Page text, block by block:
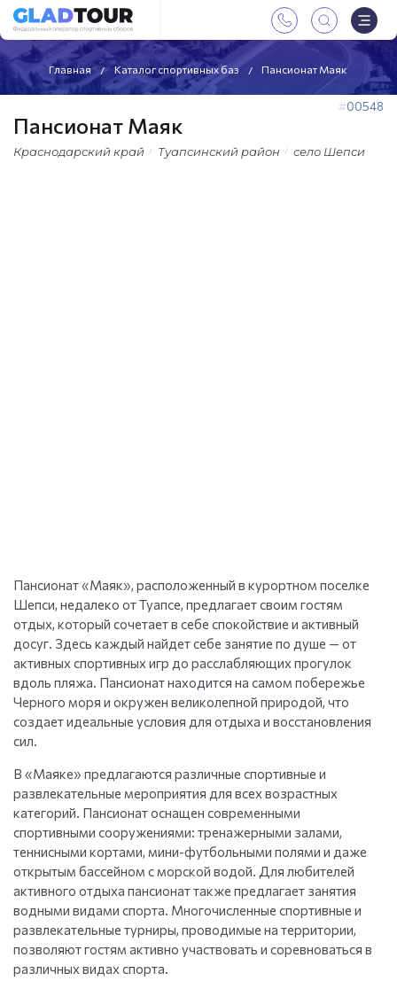
Главная Каталог спортивных баз Пансионат Маяк
00548
Пансионат Маяк
Краснодарский край Туапсинский район село Шепси
Пансионат «Маяк», расположенный в курортном поселке
Шепси, недалеко от Туапсе, предлагает своим гостям
отдых, который сочетает в себе спокойствие и активный
досуг. Здесь каждый найдет себе занятие по душе — от
активных спортивных игр до расслабляющих прогулок
вдоль пляжа. Пансионат находится на самом побережье
Черного моря и окружен великолепной природой, что
создает идеальные условия для отдыха и восстановления
сил.
В «Маяке» предлагаются различные спортивные и
развлекательные мероприятия для всех возрастных
категорий. Пансионат оснащен современными
спортивными сооружениями: тренажерными залами,
теннисными кортами, мини-футбольными полями и даже
открытым бассейном с морской водой. Для любителей
активного отдыха пансионат также предлагает занятия
водными видами спорта. Многочисленные спортивные и
развлекательные турниры, проводимые на территории,
позволяют гостям активно участвовать и соревноваться в
различных видах спорта.